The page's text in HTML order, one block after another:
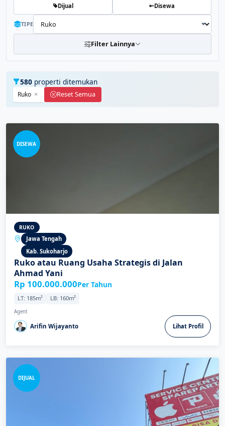
Dijual Disewa
TIPE
Filter Lainnya
580properti ditemukan
Ruko Reset Semua
DISEWA
RUKO
Jawa Tengah
Kab. Sukoharjo
Ruko atau Ruang Usaha Strategis di Jalan
Ahmad Yani
Rp 100.000.000Per Tahun
LT: 185m² LB: 160m²
Agent
Arifin Wijayanto Lihat Profil
DIJUAL